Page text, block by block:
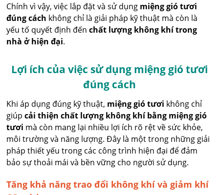
Chính vì vậy, việc lắp đặt và sử dụng miệng gió tươi
đúng cách không chỉ là giải pháp kỹ thuật mà còn là
yếu tố quyết định đếnchất lượng không khí trong
nhà ở hiện đại.
Lợi ích của việc sử dụng miệng gió tươi
đúng cách
Khi áp dụng đúng kỹ thuật, miệng gió tươi không chỉ
giúpcải thiện chất lượng không khí bằng miệng gió
tươi mà còn mang lại nhiều lợi ích rõ rệt về sức khỏe,
môi trường và năng lượng. Đây là một trong những giải
pháp thiết yếu trong các công trình hiện đại để đảm
bảo sự thoải mái và bền vững cho người sử dụng.
Tăng khả năng trao đổi không khí và giảm khí